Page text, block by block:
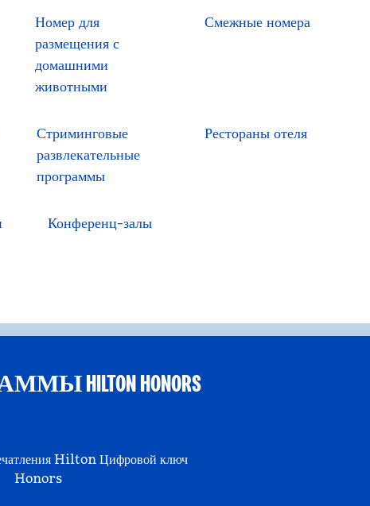
Номер для
размещения с
домашними
животными
Смежные номера
Стриминговые
развлекательные
программы
Рестораны отеля
Конференц-залы
HONORS
Hilton
Honors
Цифровой ключ